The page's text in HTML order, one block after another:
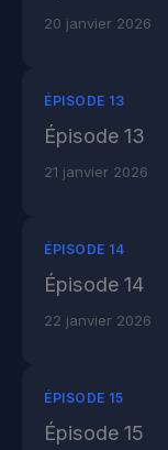
20 janvier 2026
ÉPISODE 13
Épisode 13
21 janvier 2026
ÉPISODE 14
Épisode 14
22 janvier 2026
ÉPISODE 15
Épisode 15